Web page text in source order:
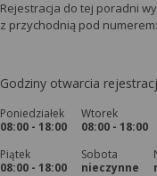
Rejestracja do tej poradni
z przychodnią pod numerem:
Godziny otwarcia
Poniedziałek
08:00 - 18:00
Wtorek
08:00 - 18:00
Piątek
08:00 - 18:00
Sobota
nieczynne